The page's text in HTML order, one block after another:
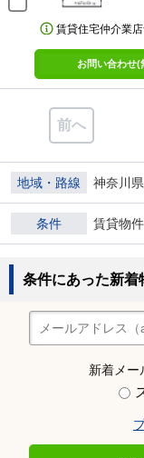
賃貸住宅仲介業
お問い合わせ(
前へ
地域・路線 神奈川
条件 賃貸物
条件にあった新着
新着メー